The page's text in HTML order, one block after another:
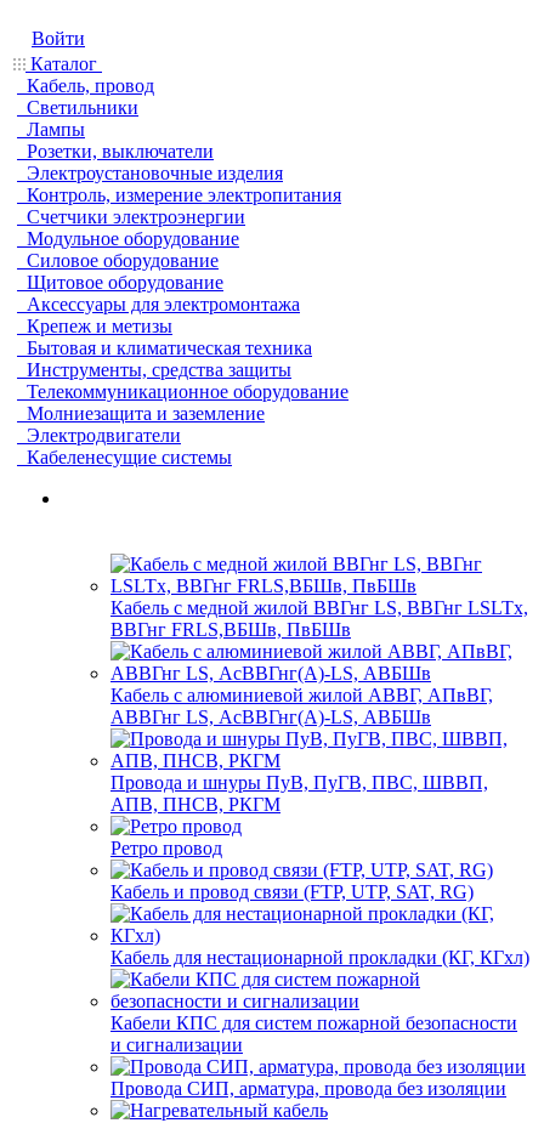
Войти
Каталог
Кабель, провод
Светильники
Лампы
Розетки, выключатели
Электроустановочные изделия
Контроль, измерение электропитания
Счетчики электроэнергии
Модульное оборудование
Силовое оборудование
Щитовое оборудование
Аксессуары для электромонтажа
Крепеж и метизы
Бытовая и климатическая техника
Инструменты, средства защиты
Телекоммуникационное оборудование
Молниезащита и заземление
Электродвигатели
Кабеленесущие системы
Кабель с медной жилой ВВГнг LS, ВВГнг LSLTx,
ВВГнг FRLS,ВБШв, ПвБШв
Кабель с алюминиевой жилой АВВГ, АПвВГ,
АВВГнг LS, АсВВГнг(А)-LS, АВБШв
Провода и шнуры ПуВ, ПуГВ, ПВС, ШВВП,
АПВ, ПНСВ, РКГМ
Ретро провод
Кабель и провод связи (FTP, UTP, SAT, RG)
Кабель для нестационарной прокладки (КГ, КГхл)
Кабели КПС для систем пожарной безопасности
и сигнализации
Провода СИП, арматура, провода без изоляции